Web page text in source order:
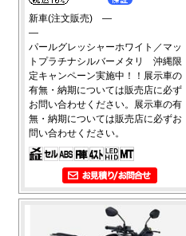
新車(注文販売) ―
―
パールグレッシャーホワイト／マッ
トプラチナシルバーメタリ 沖縄限
定キャンペーン実施中！！展示車の
有無・納期については販売店に必ず
お問い合わせください。展示車の有
無・納期については販売店に必ずお
問い合わせください。